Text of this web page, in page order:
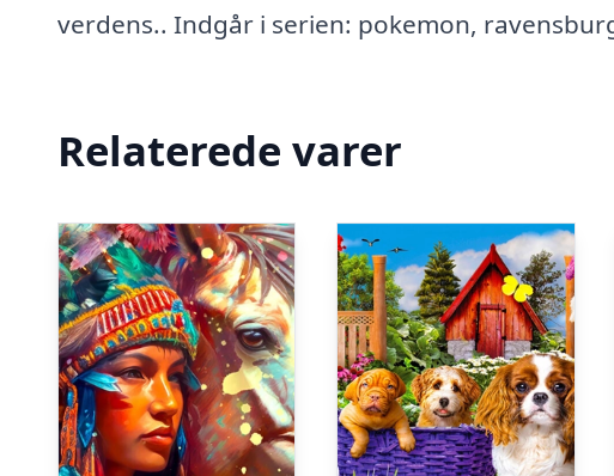
verdens.. Indgår i serien: pokemon,
Relaterede varer